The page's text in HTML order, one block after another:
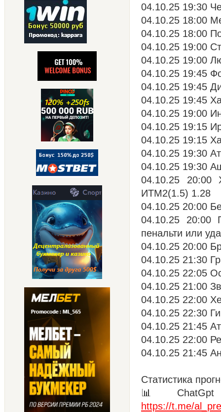
04.10.25 19:30
04.10.25 18:00
04.10.25 18:00
04.10.25 19:00
04.10.25 19:00
04.10.25 19:45
04.10.25 19:45
04.10.25 19:45
04.10.25 19:00
04.10.25 19:15
04.10.25 19:15
04.10.25 19:30
04.10.25 19:30
04.10.25
ИТМ2(1.5) 1.28
04.10.25 20:00
04.10.25 20:00
пенальти или
04.10.25 20:00
04.10.25 21:30
04.10.25 22:05
04.10.25 21:00
04.10.25 22:00
04.10.25 22:30
04.10.25 21:45
04.10.25 22:00
04.10.25 21:45
Статистика
📊 ChatGpt
https://t.me/